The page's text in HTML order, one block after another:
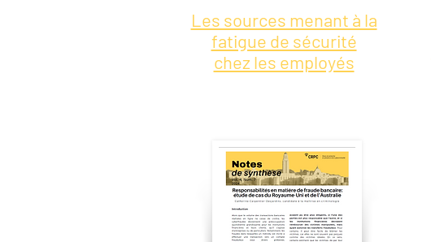
Les sources menant à la
fatigue de sécurité
chez les employés